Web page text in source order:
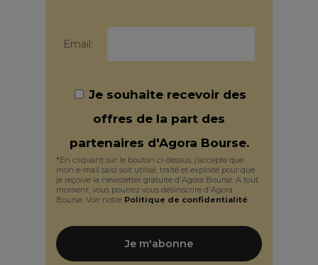
Email:
Je souhaite recevoir des
offres de la part des
partenaires d'Agora Bourse.
*En cliquant sur le bouton ci-dessus, j’accepte que
mon e-mail saisi soit utilisé, traité et exploité pour que
je reçoive la newsletter gratuite d'Agora Bourse. A tout
moment, vous pourrez vous désinscrire d'Agora
Bourse. Voir notre Politique de confidentialité.